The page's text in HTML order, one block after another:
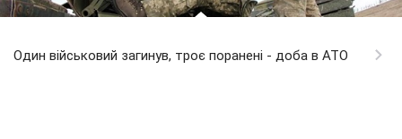
Один військовий загинув, троє поранені - доба в АТО